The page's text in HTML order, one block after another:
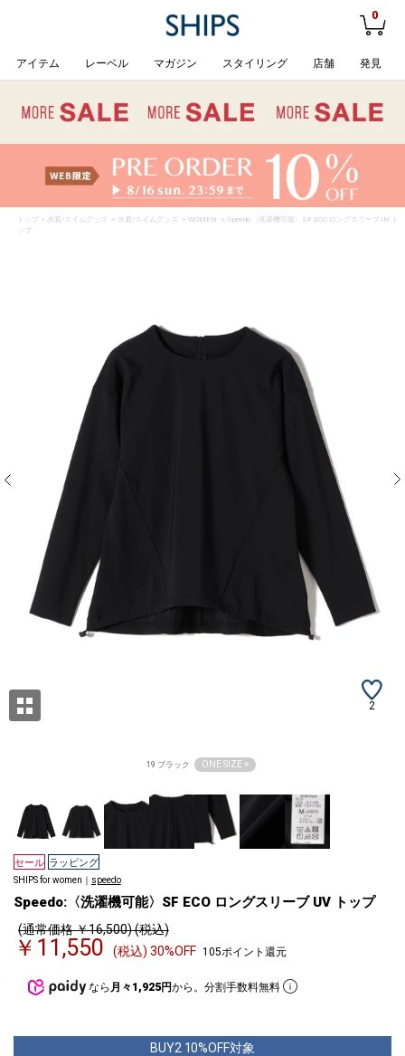
0
アイテム レーベル マガジン スタイリング 店舗 発見
トップ > 水着/スイムグッズ > 水着/スイムグッズ > WOMEN > Speedo:〈洗濯機可能〉SF ECO ロングスリーブ UV ト
ップ
2
19 ブラック ONE SIZE ×
セール ラッピング
SHIPS for women｜ speedo
Speedo:〈洗濯機可能〉SF ECO ロングスリーブ UV トップ
(通常価格 ￥16,500) (税込)
￥11,550 (税込) 30%OFF 105ポイント還元
なら 月々1,925円から。分割手数料無料
BUY2 10%OFF対象